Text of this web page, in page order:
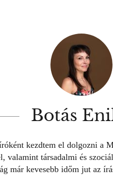
Botás
kezdtem el dolgozni a
valamint társadalmi és
már kevesebb időm jut az